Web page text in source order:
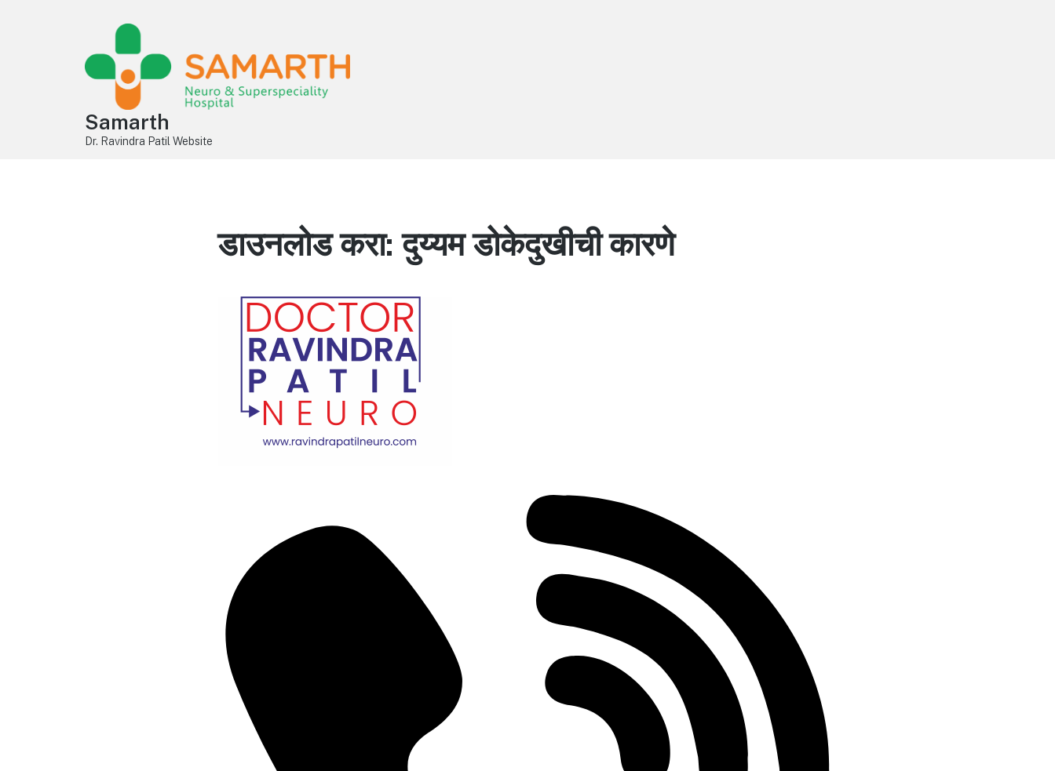
Samarth
Dr. Ravindra Patil Website
डाउनलोड करा: दुय्यम डोकेदुखीची कारणे